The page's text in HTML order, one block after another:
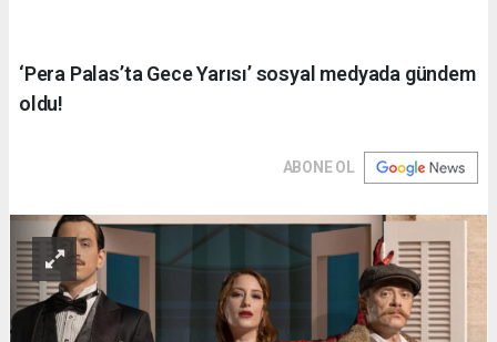
‘Pera Palas’ta Gece Yarısı’ sosyal medyada gündem
oldu!
ABONE OL